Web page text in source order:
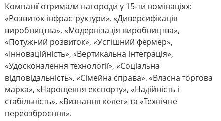
Компанії отримали нагороди у 15-ти номінаціях:
«Розвиток інфраструктури», «Диверсифікація
виробництва», «Модернізація виробництва»,
«Потужний розвиток», «Успішний фермер»,
«Інноваційність», «Вертикальна інтеграція»,
«Удосконалення технології», «Соціальна
відповідальність», «Сімейна справа», «Власна торгова
марка», «Нарощення експорту», «Надійність і
стабільність», «Визнання колег» та «Технічне
переозброєння».